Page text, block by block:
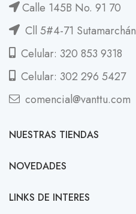
Calle 145B No. 91 70
Cll 5#4-71 Sutamarchán
Celular: 320 853 9318
Celular: 302 296 5427
comencial@vanttu.com
NUESTRAS TIENDAS
NOVEDADES
LINKS DE INTERES